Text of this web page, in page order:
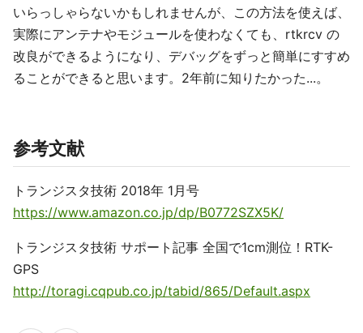
いらっしゃらないかもしれませんが、この方法を使えば、
実際にアンテナやモジュールを使わなくても、rtkrcv の
改良ができるようになり、デバッグをずっと簡単にすすめ
ることができると思います。2年前に知りたかった...。
参考文献
トランジスタ技術 2018年 1月号
https://www.amazon.co.jp/dp/B0772SZX5K/
トランジスタ技術 サポート記事 全国で1cm測位！RTK-
GPS
http://toragi.cqpub.co.jp/tabid/865/Default.aspx